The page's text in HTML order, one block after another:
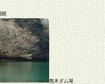
開
熊木ダム湖